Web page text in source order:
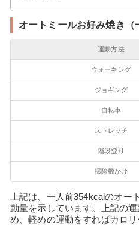
オートミールお好み焼き
運動方法
ウォーキング
ジョギング
自転車
ストレッチ
階段登り
掃除機かけ
上記は、一人前354kcalのオ
動量を示しています。上記の
め、軽めの運動をすればカロ